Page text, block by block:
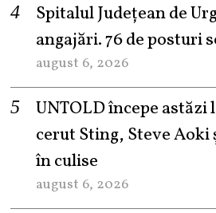
Spitalul Județean de
angajări. 76 de posturi
august 6, 2026
UNTOLD începe astăzi
cerut Sting, Steve Aoki
în culise
august 6, 2026